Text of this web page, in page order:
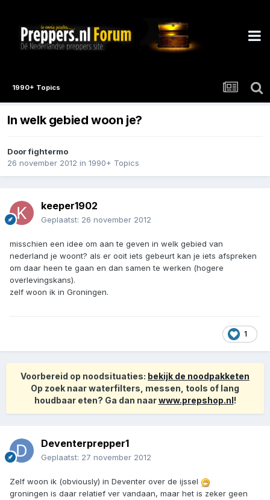
1990+ Topics
In welk gebied woon je?
Doorfightermo
26 november 2012 in 1990+ Topics
keeper1902
Geplaatst: 26 november 2012
misschien een idee om aan te geven in welk gebied van
nederland je woont? als er ooit iets gebeurt kan je iets afspreken
om daar heen te gaan en dan samen te werken (hogere
overlevingskans).
zelf woon ik in Groningen.
1
Voorbereid op noodsituaties: bekijk de noodpakketen
Op zoek naar waterfilters, messen, tools of lang
houdbaar eten? Ga dan naarwww.prepshop.nl!
Deventerprepper1
Geplaatst: 27 november 2012
Zelf woon ik (obviously) in Deventer over de ijssel
groningen is daar relatief ver vandaan, maar het is zeker geen